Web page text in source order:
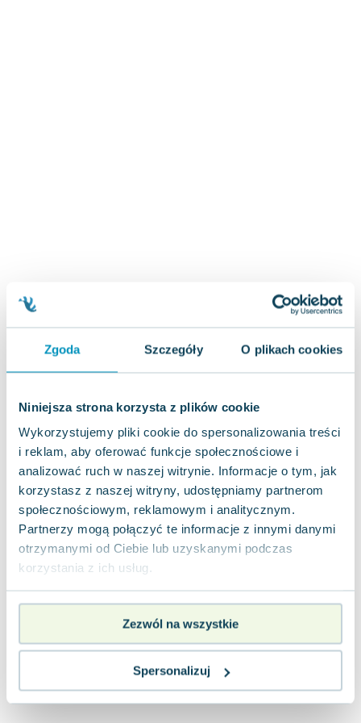
Zgoda Szczegóły O plikach cookies
Niniejsza strona korzysta z plików cookie
Wykorzystujemy pliki cookie do spersonalizowania treści
i reklam, aby oferować funkcje społecznościowe i
analizować ruch w naszej witrynie. Informacje o tym, jak
korzystasz z naszej witryny, udostępniamy partnerom
społecznościowym, reklamowym i analitycznym.
Partnerzy mogą połączyć te informacje z innymi danymi
otrzymanymi od Ciebie lub uzyskanymi podczas
korzystania z ich usług.
Zezwól na wszystkie
Spersonalizuj
Michael Scott
Piotr Semka
Jarosław Iwaszkiewicz
Joseph Murphy
Aleksander Puszkin
Oscar Wilde
Małgorzata Ohme
Maddie Ziegler
Leszek Czarnecki
Joanna Racewicz
Maria Seweryn
Janina Zającówna
Anna Prus (oprac.)
Nela Mała Reporterka
Agnieszka Maciąg
Terry Pratchett